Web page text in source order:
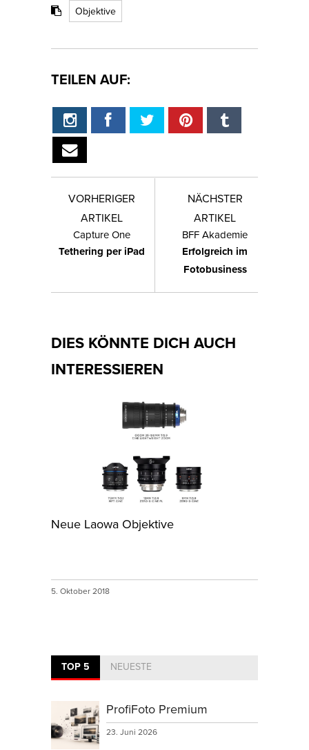
Objektive
TEILEN AUF:
VORHERIGER
ARTIKEL
Capture One
Tethering per iPad
NÄCHSTER
ARTIKEL
BFF Akademie
Erfolgreich im
Fotobusiness
DIES KÖNNTE DICH AUCH
INTERESSIEREN
Neue Laowa Objektive
5. Oktober 2018
TOP 5 NEUESTE
ProfiFoto Premium
23. Juni 2026